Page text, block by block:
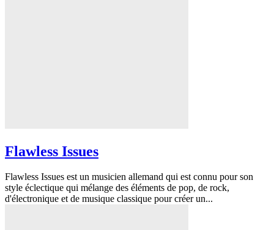
Flawless Issues
Flawless Issues est un musicien allemand qui est connu pour son
style éclectique qui mélange des éléments de pop, de rock,
d'électronique et de musique classique pour créer un...